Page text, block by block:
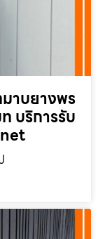
มาบยางพร
บริการรับ